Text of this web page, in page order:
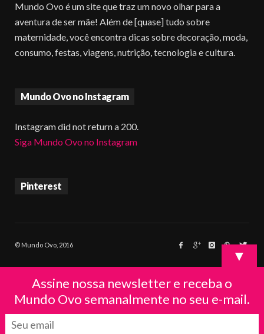
Mundo Ovo é um site que traz um novo olhar para a
aventura de ser mãe! Além de [quase] tudo sobre
maternidade, você encontra dicas sobre decoração, moda,
consumo, festas, viagens, nutrição, tecnologia e cultura.
Mundo Ovo no Instagram
Instagram did not return a 200.
Siga Mundo Ovo no Instagram
Pinterest
© Mundo Ovo, 2016
▼
Assine nossa newsletter e receba o
Mundo Ovo semanalmente no seu e-mail.